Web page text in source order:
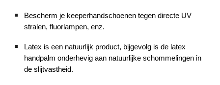
Bescherm je keeperhandschoenen tegen directe UV
stralen, fluorlampen, enz.
Latex is een natuurlijk product, bijgevolg is de latex
handpalm onderhevig aan natuurlijke schommelingen in
de slijtvastheid.